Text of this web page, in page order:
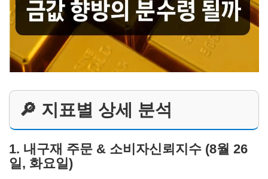
🔎 지표별 상세 분석
1. 내구재 주문 & 소비자신뢰지수 (8월 26
일, 화요일)